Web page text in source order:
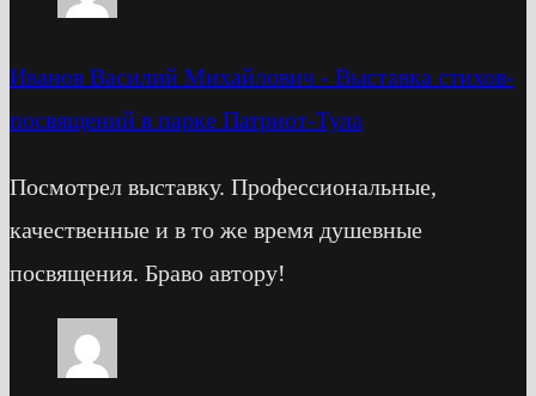
Иванов Василий Михайлович - Выставка стихов-
посвящений в парке Патриот-Тула
Посмотрел выставку. Профессиональные,
качественные и в то же время душевные
посвящения. Браво автору!